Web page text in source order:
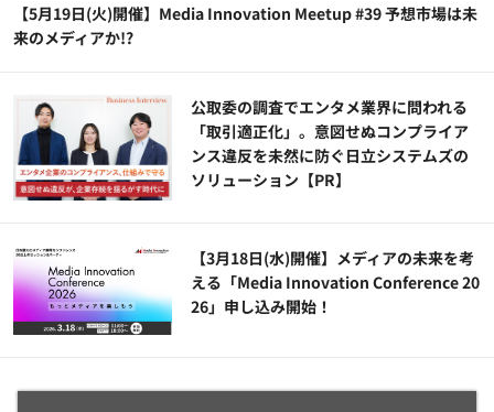
【5月19日(火)開催】Media Innovation Meetup #39 予想市場は未
来のメディアか!?
公​​取委の調査でエンタメ業界に問われる
「取引適正化」。意図せぬコンプライア
ンス違反を未然に防ぐ日立システムズの
ソリューション​【PR】
【3月18日(水)開催】メディアの未来を考
える「Media Innovation Conference 20
26」申し込み開始！